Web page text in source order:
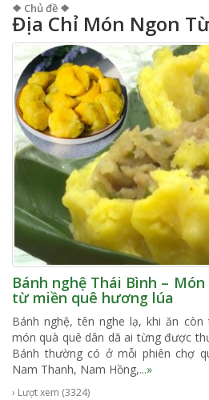
❖ Chủ đề ❖
Địa Chỉ Món Ngon
Bánh nghệ Thái Bình –
từ miền quê hương lúa
Bánh nghệ, tên nghe lạ, khi ăn
món quà quê dân dã ai từng được
Bánh thường có ở mỗi phiên chợ
Nam Thanh, Nam Hồng,...»
› Lượt xem (3324)